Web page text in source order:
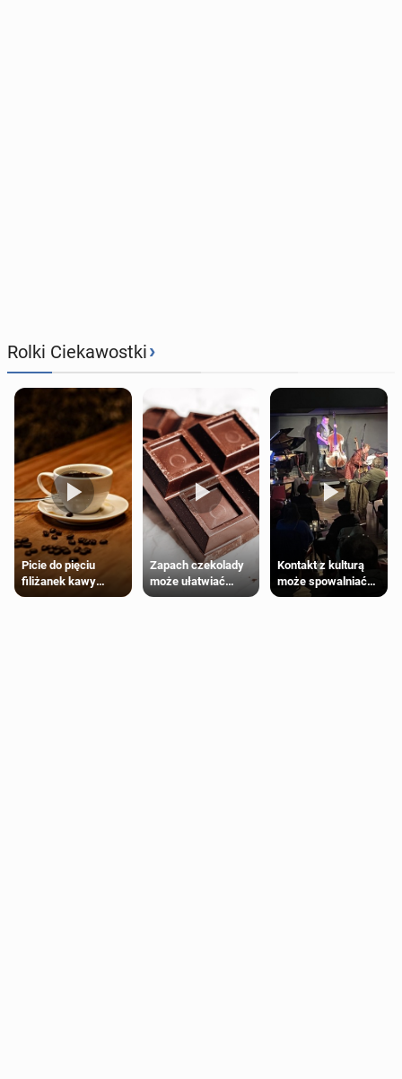
Rolki Ciekawostki›
Picie do pięciu
filiżanek kawy
dziennie jest
Zapach czekolady
może ułatwiać
trening siłowy
Kontakt z kulturą
może spowalniać
starzenie